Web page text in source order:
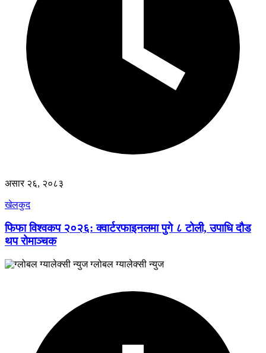
असार २६, २०८३
खेलकुद
फिफा विश्वकप २०२६: क्वार्टरफाइनलमा पुगे ८ टोली, उपाधि दौड
थप रोमाञ्चक
ग्लोबल ग्यालेक्सी न्युज